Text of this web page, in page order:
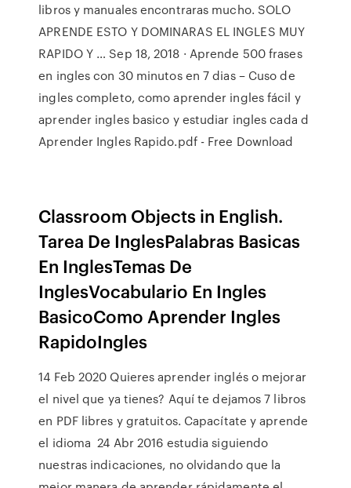
libros y manuales encontraras mucho. SOLO
APRENDE ESTO Y DOMINARAS EL INGLES MUY
RAPIDO Y … Sep 18, 2018 · Aprende 500 frases
en ingles con 30 minutos en 7 dias – Cuso de
ingles completo, como aprender ingles fácil y
aprender ingles basico y estudiar ingles cada d
Aprender Ingles Rapido.pdf - Free Download
Classroom Objects in English.
Tarea De InglesPalabras Basicas
En InglesTemas De
InglesVocabulario En Ingles
BasicoComo Aprender Ingles
RapidoIngles
14 Feb 2020 Quieres aprender inglés o mejorar
el nivel que ya tienes? Aquí te dejamos 7 libros
en PDF libres y gratuitos. Capacítate y aprende
el idioma 24 Abr 2016 estudia siguiendo
nuestras indicaciones, no olvidando que la